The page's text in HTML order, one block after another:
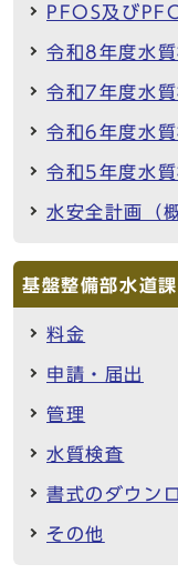
PFOS及び
令和8年度水
令和7年度水
令和6年度水
令和5年度水
水安全計画（
基盤整備部水道
料金
申請・届出
管理
水質検査
書式のダウン
その他